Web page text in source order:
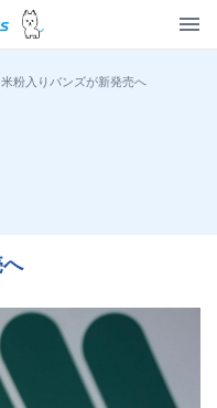
粉入りバンズが新発売へ